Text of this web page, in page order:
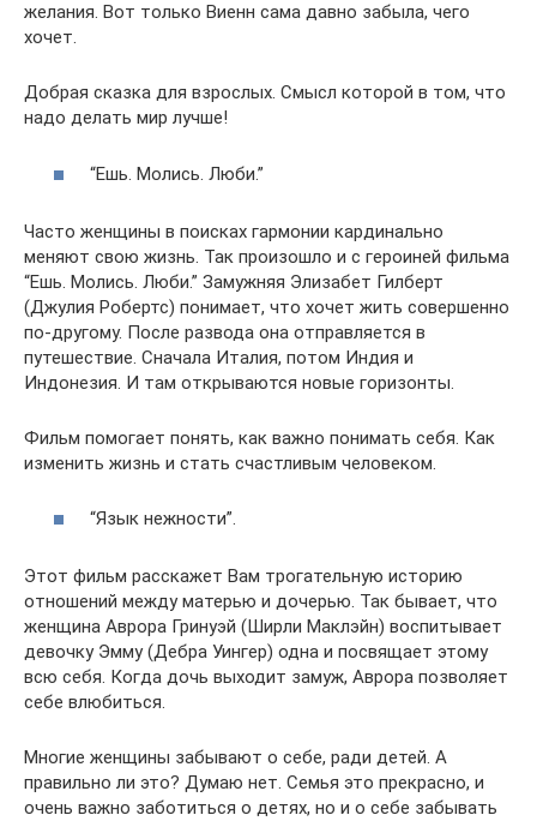
желания. Вот только Виенн сама давно забыла, чего
хочет.
Добрая сказка для взрослых. Смысл которой в том, что
надо делать мир лучше!
“Ешь. Молись. Люби.”
Часто женщины в поисках гармонии кардинально
меняют свою жизнь. Так произошло и с героиней фильма
“Ешь. Молись. Люби.” Замужняя Элизабет Гилберт
(Джулия Робертс) понимает, что хочет жить совершенно
по-другому. После развода она отправляется в
путешествие. Сначала Италия, потом Индия и
Индонезия. И там открываются новые горизонты.
Фильм помогает понять, как важно понимать себя. Как
изменить жизнь и стать счастливым человеком.
“Язык нежности”.
Этот фильм расскажет Вам трогательную историю
отношений между матерью и дочерью. Так бывает, что
женщина Аврора Гринуэй (Ширли Маклэйн) воспитывает
девочку Эмму (Дебра Уингер) одна и посвящает этому
всю себя. Когда дочь выходит замуж, Аврора позволяет
себе влюбиться.
Многие женщины забывают о себе, ради детей. А
правильно ли это? Думаю нет. Семья это прекрасно, и
очень важно заботиться о детях, но и о себе забывать